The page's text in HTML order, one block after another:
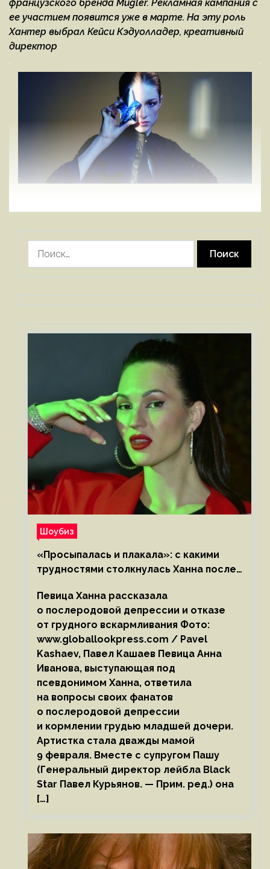
французского бренда Mugler. Рекламная кампания с
ее участием появится уже в марте. На эту роль
Хантер выбрал Кейси Кэдуолладер, креативный
директор
Шоубиз
«Просыпалась и плакала»: с какими
трудностями столкнулась Ханна после
Певица Ханна рассказала
о послеродовой депрессии и отказе
от грудного вскармливания Фото:
www.globallookpress.com / Pavel
Kashaev, Павел Кашаев Певица Анна
Иванова, выступающая под
псевдонимом Ханна, ответила
на вопросы своих фанатов
о послеродовой депрессии
и кормлении грудью младшей дочери.
Артистка стала дважды мамой
9 февраля. Вместе с супругом Пашу
(Генеральный директор лейбла Black
Star Павел Курьянов. — Прим. ред.) она
[…]